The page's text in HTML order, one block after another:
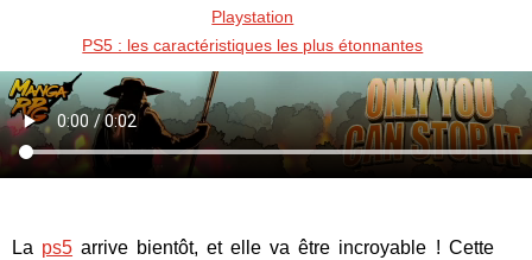
Playstation
PS5 : les caractéristiques les plus étonnantes
La ps5 arrive bientôt, et elle va être incroyable ! Cette